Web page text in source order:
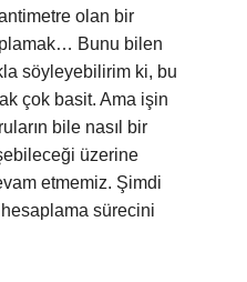
olan bir
Bunu bilen
söyleyebilirim ki, bu
çok basit. Ama işin
bile nasıl bir
üzerine
etmemiz. Şimdi
sürecini